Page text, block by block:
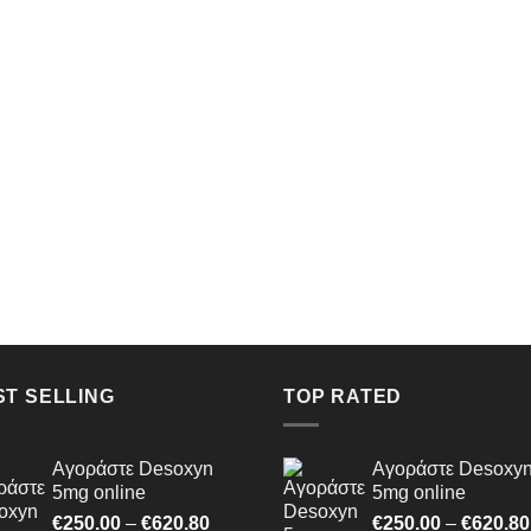
SELLING
Αγοράστε Desoxyn
5mg online
€250.00 – €620.80Price
TOP RATED
Αγοράστε Desoxyn
5mg online
€250.00 – €620.80